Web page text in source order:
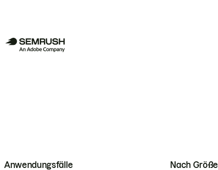
Anwendungsfälle Nach Größe